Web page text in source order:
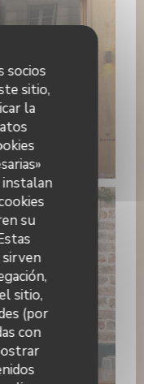
socios
sitio,
la
su
sitio,
(por
con
01-22 at